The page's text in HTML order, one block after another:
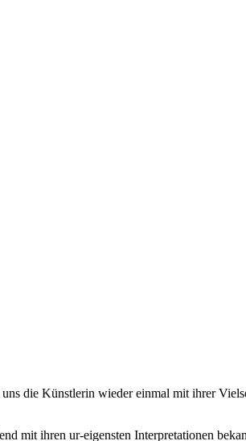
die Künstlerin wieder einmal mit ihrer
mit ihren ur-eigensten Interpretationen